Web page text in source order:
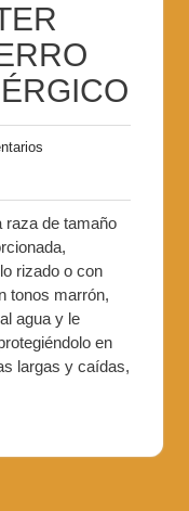
raza de tamaño
rizado o con
tonos marrón,
agua y le
en
largas y caídas,